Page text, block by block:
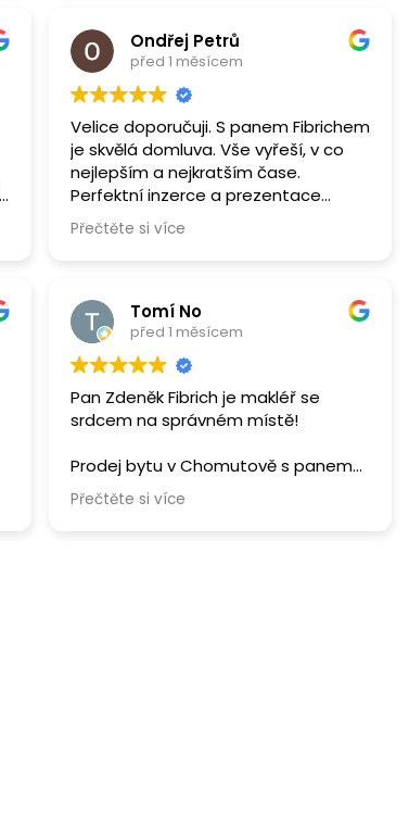
Ondřej Petrů
před 1 měsícem
Velice doporučuji. S panem Fibrichem
je skvělá domluva. Vše vyřeší, v co
nejlepším a nejkratším čase.
Perfektní inzerce a prezentace
nemovitosti. Komunikace více než na
profesionální úrovni. Téměř vše
pana Fibricha vyslyšet, ví přesně o
čem mluví.
Přečtěte si více
Tomí No
před 1 měsícem
Pan Zdeněk Fibrich je makléř se
srdcem na správném místě!
Prodej bytu v Chomutově s panem
Fibrichem byla fantastická
zkušenost. Je to neskutečně
Přečtěte si více